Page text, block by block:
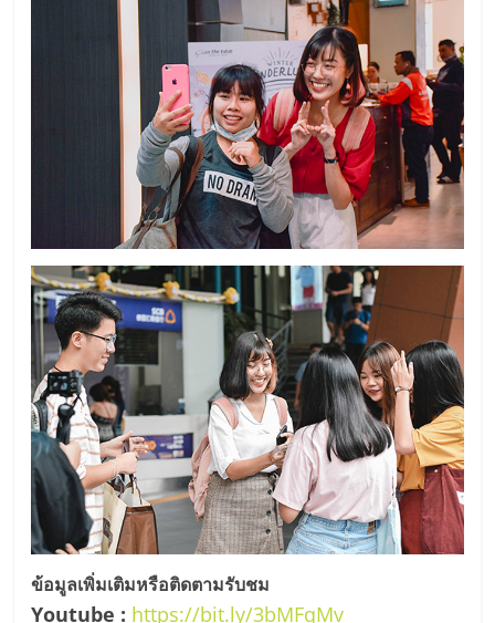
ข้อมูลเพิ่มเติมหรือติดตามรับชม
Youtube : https://bit.ly/3bMFqMv